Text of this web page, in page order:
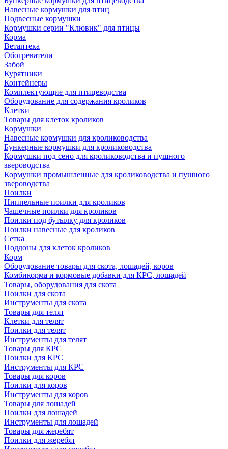
Навесные кормушки для птиц
Подвесные кормушки
Кормушки серии "Клювик" для птицы
Корма
Ветаптека
Обогреватели
Забой
Курятники
Контейнеры
Комплектующие для птицеводства
Оборудование для содержания кроликов
Клетки
Товары для клеток кроликов
Кормушки
Навесные кормушки для кролиководства
Бункерные кормушки для кролиководства
Кормушки под сено для кролиководства и пушного
звероводства
Кормушки промышленные для кролиководства и пушного
звероводства
Поилки
Ниппельные поилки для кроликов
Чашечные поилки для кроликов
Поилки под бутылку для кроликов
Поилки навесные для кроликов
Сетка
Поддоны для клеток кроликов
Корм
Оборудование товары для скота, лошадей, коров
Комбикорма и кормовые добавки для КРС, лошадей
Товары, оборудования для скота
Поилки для скота
Инструменты для скота
Товары для телят
Клетки для телят
Поилки для телят
Инструменты для телят
Товары для КРС
Поилки для КРС
Инструменты для КРС
Товары для коров
Поилки для коров
Инструменты для коров
Товары для лошадей
Поилки для лошадей
Инструменты для лошадей
Товары для жеребят
Поилки для жеребят